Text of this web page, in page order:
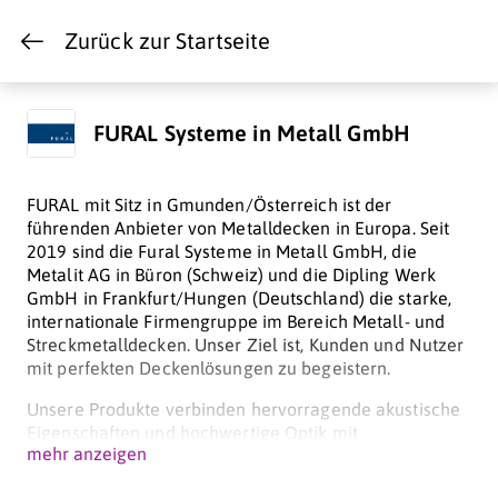
Zurück zur Startseite
FURAL Systeme in Metall GmbH
FURAL mit Sitz in Gmunden/Österreich ist der
führenden Anbieter von Metalldecken in Europa. Seit
2019 sind die Fural Systeme in Metall GmbH, die
Metalit AG in Büron (Schweiz) und die Dipling Werk
GmbH in Frankfurt/Hungen (Deutschland) die starke,
internationale Firmengruppe im Bereich Metall- und
Streckmetalldecken. Unser Ziel ist, Kunden und Nutzer
mit perfekten Deckenlösungen zu begeistern.
Unsere Produkte verbinden hervorragende akustische
Eigenschaften und hochwertige Optik mit
Funktionalität und Langlebigkeit. Diese Kombination
mehr anzeigen